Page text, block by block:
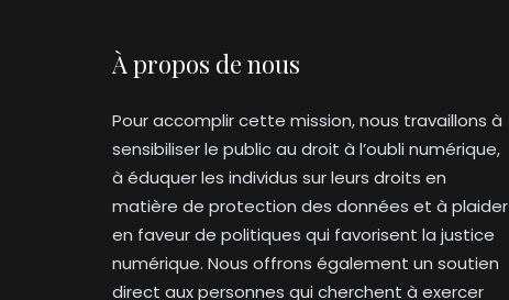
À propos de nous
Pour accomplir cette mission, nous travaillons à
sensibiliser le public au droit à l’oubli numérique,
à éduquer les individus sur leurs droits en
matière de protection des données et à plaider
en faveur de politiques qui favorisent la justice
numérique. Nous offrons également un soutien
direct aux personnes qui cherchent à exercer